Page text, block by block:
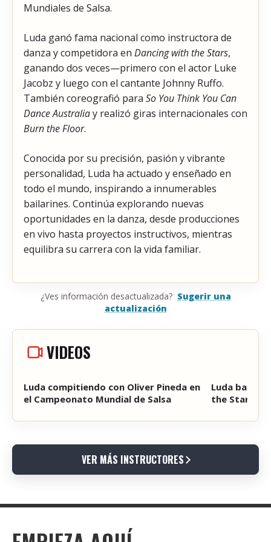
Mundiales de Salsa.
Luda ganó fama nacional como instructora de
danza y competidora en Dancing with the Stars,
ganando dos veces—primero con el actor Luke
Jacobz y luego con el cantante Johnny Ruffo.
También coreografió para So You Think You Can
Dance Australiay realizó giras internacionales con
Burn the Floor.
Conocida por su precisión, pasión y vibrante
personalidad, Luda ha actuado y enseñado en
todo el mundo, inspirando a innumerables
bailarines. Continúa explorando nuevas
oportunidades en la danza, desde producciones
en vivo hasta proyectos instructivos, mientras
equilibra su carrera con la vida familiar.
¿Ves información desactualizada? Sugerir una
actualización
VIDEOS
Luda compitiendo con Oliver Pineda en
el Campeonato Mundial de Salsa
Luda
the Stars
VER MÁS INSTRUCTORES